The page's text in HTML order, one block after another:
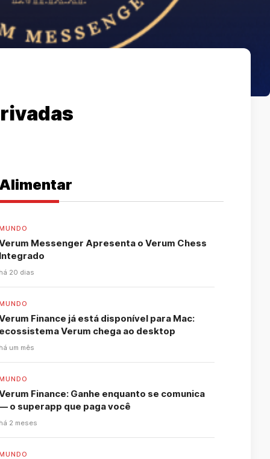
Alimentar
Messenger Apresenta o Verum Chess
Integrado
há 20 dias
Finance já está disponível para Mac:
ecossistema Verum chega ao desktop
há um mês
Finance: Ganhe enquanto se comunica
o superapp que paga você
há 2 meses